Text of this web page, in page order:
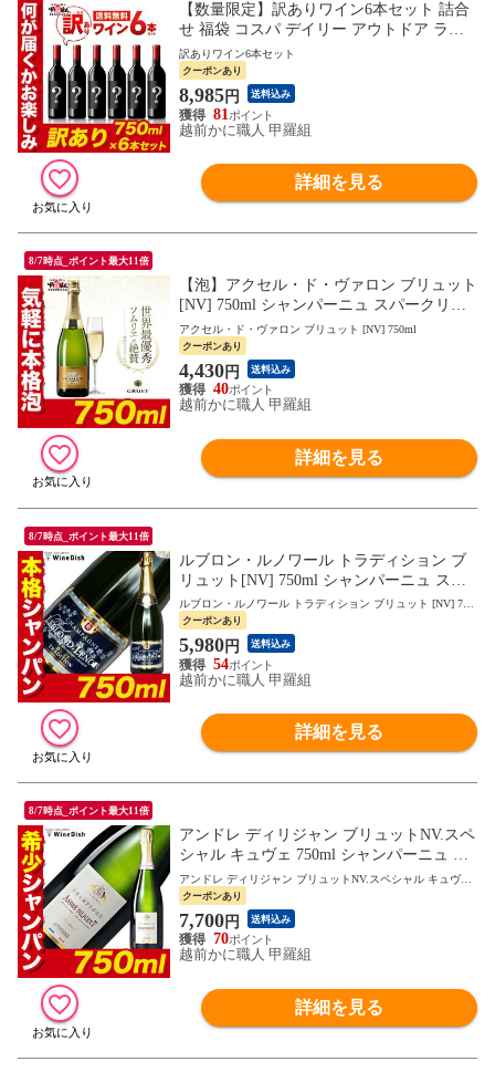
【数量限定】訳ありワイン6本セット 詰合
せ 福袋 コスパ デイリー アウトドア ラベ
ル汚れ 格安 家飲み 家呑み 訳アリ 飲み比
べ 赤ワイン 白ワイン 泡 スパークリング
スパークリングワイン 大容量
訳ありワイン6本セット
クーポンあり
8,985円 送料込み
81
越前かに職人 甲羅組
詳細を見る
8/7時点_ポイント最大11倍
【泡】アクセル・ド・ヴァロン ブリュット
[NV] 750ml シャンパーニュ スパークリン
グワイン フランス 白 ワイン ギフト プレ
ゼント 御中元 お中元 残暑見舞い 夏ギフト
アクセル・ド・ヴァロン ブリュット [NV] 750ml
クーポンあり
4,430円 送料込み
40
越前かに職人 甲羅組
詳細を見る
8/7時点_ポイント最大11倍
ルブロン・ルノワール トラディション ブ
リュット[NV] 750ml シャンパーニュ スパ
ークリングワイン フランス 白 ワイン ギフ
ト プレゼント 御中元 お中元 残暑見舞い
夏ギフト
ルブロン・ルノワール トラディション ブリュット [NV] 750
ml
クーポンあり
5,980円 送料込み
54
越前かに職人 甲羅組
詳細を見る
8/7時点_ポイント最大11倍
アンドレ ディリジャン ブリュットNV.スペ
シャル キュヴェ 750ml シャンパーニュ ス
パークリングワイン フランス 白 ワイン ギ
フト プレゼント 御中元 お中元 残暑見舞い
夏ギフト
アンドレ ディリジャン ブリュットNV.スペシャル キュヴェ
750ml スパーク
クーポンあり
7,700円 送料込み
70
越前かに職人 甲羅組
詳細を見る